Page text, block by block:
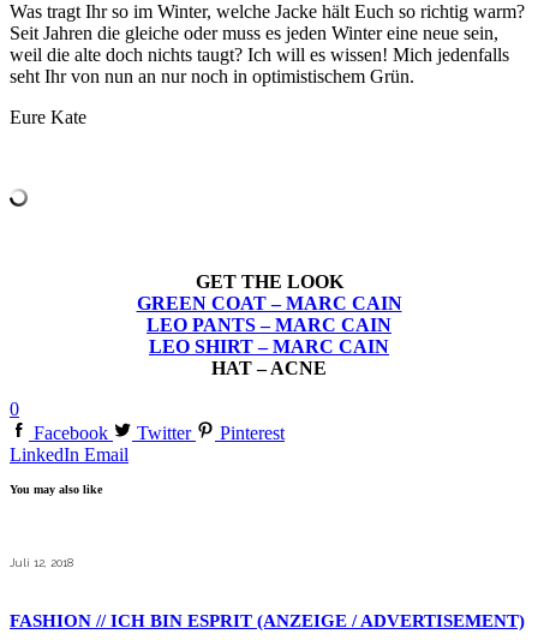
Was tragt Ihr so im Winter, welche Jacke hält Euch so richtig warm?
Seit Jahren die gleiche oder muss es jeden Winter eine neue sein,
weil die alte doch nichts taugt? Ich will es wissen! Mich jedenfalls
seht Ihr von nun an nur noch in optimistischem Grün.
Eure Kate
GET THE LOOK
GREEN COAT – MARC CAIN
LEO PANTS – MARC CAIN
LEO SHIRT – MARC CAIN
HAT – ACNE
0
Facebook
Twitter
Pinterest
LinkedIn Email
You may also like
Juli 12, 2018
FASHION // ICH BIN ESPRIT (ANZEIGE / ADVERTISEMENT)